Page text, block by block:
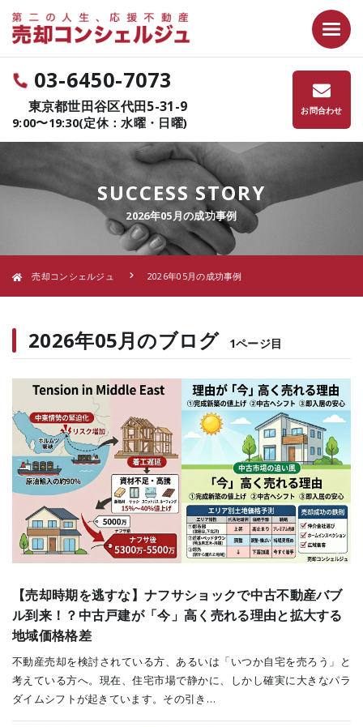
03-6450-7073
東京都世田谷区代田5-31-9
9:00〜19:30(定休：水曜・日曜)
お問合わせ
SUCCESS STORY
2026年05月の成功事例
売却コンシェルジュ 2026年05月の成功事例
2026年05月のブログ 1ページ目
【売却時期を逃すな】ナフサショックで中古不動産バブ
ル到来！？中古戸建が「今」高く売れる理由と拡大する
地域価格格差
不動産売却を検討されている方、あるいは「いつか自宅を売ろう」と
考えている方へ。現在、住宅市場で静かに、しかし確実に大きなパラ
ダイムシフトが起きています。その引き…